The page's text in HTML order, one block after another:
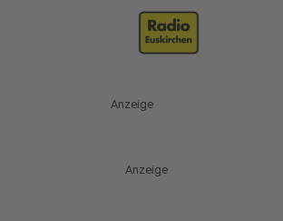
Anzeige
Anzeige